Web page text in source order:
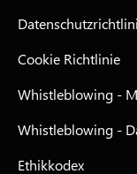
Cookie Richtlinie
Whistleblowing -
Whistleblowing -
Ethikkodex